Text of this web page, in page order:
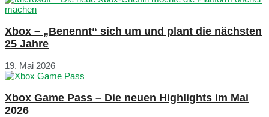
Xbox – „Benennt“ sich um und plant die nächsten
25 Jahre
19. Mai 2026
Xbox Game Pass – Die neuen Highlights im Mai
2026